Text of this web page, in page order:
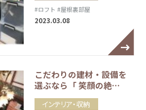
#ロフト #屋根裏部屋
2023.03.08
こだわりの建材・設備を
選ぶなら「 笑顔の絶…
インテリア・収納